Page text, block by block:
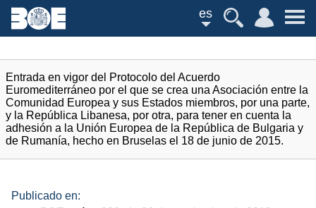
es
Entrada en vigor del Protocolo del Acuerdo
Euromediterráneo por el que se crea una Asociación entre la
Comunidad Europea y sus Estados miembros, por una parte,
y la República Libanesa, por otra, para tener en cuenta la
adhesión a la Unión Europea de la República de Bulgaria y
de Rumanía, hecho en Bruselas el 18 de junio de 2015.
Publicado en: